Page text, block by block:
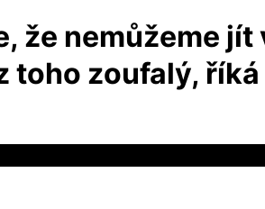
že nemůžeme
toho zoufalý,